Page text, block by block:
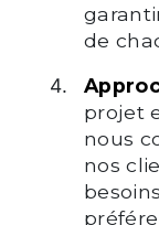
de
projet
nous
nos